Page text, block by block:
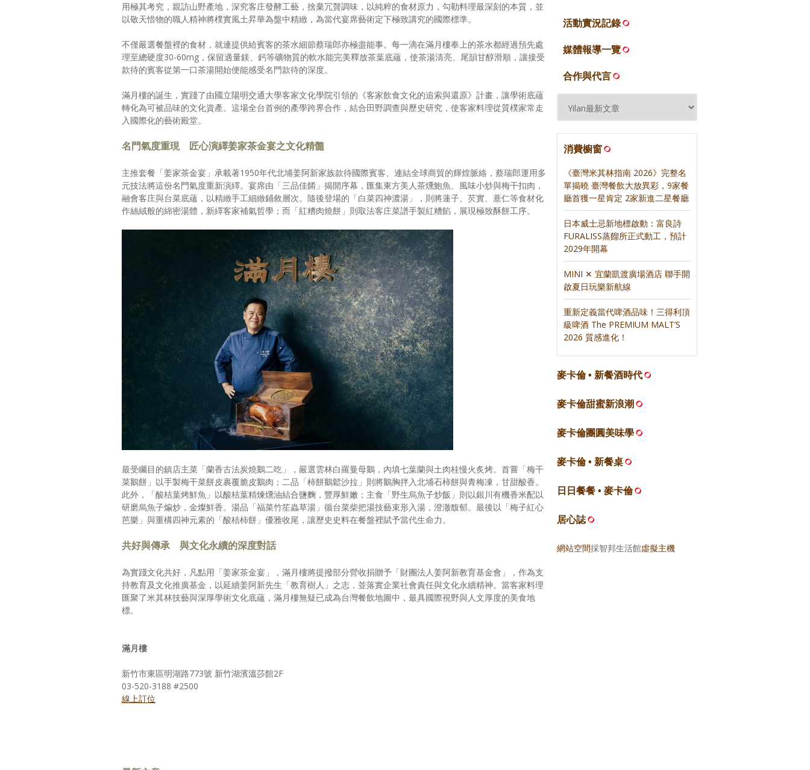
用極其考究，親訪山野產地，深究客庄發酵工藝，捨棄冗贅調味，以純粹的食材原力，勾勒料理最深刻的本質，並
以敬天惜物的職人精神將樸實風土昇華為盤中精緻，為當代宴席藝術定下極致講究的國際標準。
不僅嚴選餐盤裡的食材，就連提供給賓客的茶水細節蔡瑞郎亦極盡能事。每一滴在滿月樓奉上的茶水都經過預先處
理至總硬度30-60mg，保留適量鎂、鈣等礦物質的軟水能完美釋放茶葉底蘊，使茶湯清亮、尾韻甘醇滑順，讓接受
款待的賓客從第一口茶湯開始便能感受名門款待的深度。
滿月樓的誕生，實踐了由國立陽明交通大學客家文化學院引領的《客家飲食文化的追索與還原》計畫，讓學術底蘊
轉化為可被品味的文化資產。這場全台首例的產學跨界合作，結合田野調查與歷史研究，使客家料理從質樸家常走
入國際化的藝術殿堂。
名門氣度重現 匠心演繹姜家茶金宴之文化精髓
主推套餐「姜家茶金宴」承載著1950年代北埔姜阿新家族款待國際賓客、連結全球商貿的輝煌脈絡，蔡瑞郎運用多
元技法將這份名門氣度重新演繹。宴席由「三品佳餚」揭開序幕，匯集東方美人茶燻鮑魚、風味小炒與梅干扣肉，
融會客庄與台菜底蘊，以精緻手工細緻鋪敘層次。隨後登場的「白菜四神濃湯」，則將蓮子、芡實、薏仁等食材化
作絲絨般的綿密湯體，新繹客家補氣哲學；而「紅糟肉燒餅」則取法客庄菜譜手製紅糟餡，展現極致酥餅工序。
最受矚目的鎮店主菜「蘭香古法炭燒鵝二吃」，嚴選雲林白羅曼母鵝，內填七葉蘭與土肉桂慢火炙烤。首嘗「梅干
菜鵝餅」以手製梅干菜餅皮裹覆脆皮鵝肉；二品「柿餅鵝鬆沙拉」則將鵝胸拌入北埔石柿餅與青梅凍，甘甜酸香。
此外，「酸桔葉烤鮮魚」以酸桔葉精煉燻油結合鹽麴，豐厚鮮嫩；主食「野生烏魚子炒飯」則以銀川有機香米配以
研磨烏魚子煸炒，金燦鮮香。湯品「福菜竹笙蟲草湯」循台菜柴把湯技藝束形入湯，澄澈馥郁。最後以「梅子紅心
芭樂」與重構四神元素的「酸桔柿餅」優雅收尾，讓歷史史料在餐盤裡賦予當代生命力。
共好與傳承 與文化永續的深度對話
為實踐文化共好，凡點用「姜家茶金宴」，滿月樓將提撥部分營收捐贈予「財團法人姜阿新教育基金會」，作為支
持教育及文化推廣基金，以延續姜阿新先生「教育樹人」之志，並落實企業社會責任與文化永續精神。當客家料理
匯聚了米其林技藝與深厚學術文化底蘊，滿月樓無疑已成為台灣餐飲地圖中，最具國際視野與人文厚度的美食地
標。
滿月樓
新竹市東區明湖路773號 新竹湖濱溫莎館2F
03-520-3188 #2500
線上訂位
活動實況記錄
媒體報導一覽
合作與代言
消費櫥窗
《臺灣米其林指南 2026》完整名
單揭曉 臺灣餐飲大放異彩，9家餐
廳首獲一星肯定 2家新進二星餐廳
日本威士忌新地標啟動：富良詩
FURALISS蒸餾所正式動工，預計
2029年開幕
MINI ✕ 宜蘭凱渡廣場酒店 聯手開
啟夏日玩樂新航線
重新定義當代啤酒品味！三得利頂
級啤酒 The PREMIUM MALT’S
2026 質感進化！
麥卡倫 • 新餐酒時代
麥卡倫甜蜜新浪潮
麥卡倫團圓美味學
麥卡倫 • 新餐桌
日日餐餐 • 麥卡倫
居心誌
網站空間採智邦生活館虛擬主機